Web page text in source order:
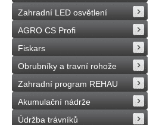
Zahradní LED osvětlení
AGRO CS Profi
Fiskars
Obrubníky a travní rohože
Zahradní program REHAU
Akumulační nádrže
Údržba trávníků